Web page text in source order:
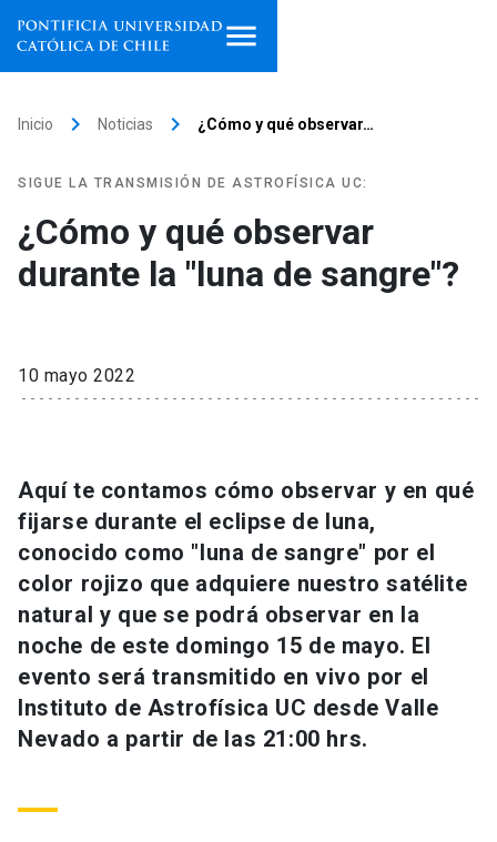
institutos
Investigación
Extensión
Universidad
Información para keyboard_arrow_down
Futuros estudiantes
Estudiantes
Académicos
Go to english site launch
ACCESOS DIRECTOS
Inicio keyboard_arrow_right Noticias keyboard_arrow_right ¿Cómo y qué observar…
SIGUE LA TRANSMISIÓN DE ASTROFÍSICA UC:
¿Cómo y qué observar
durante la "luna de sangre"?
10 mayo 2022
Aquí te contamos cómo observar y en qué
fijarse durante el eclipse de luna,
conocido como "luna de sangre" por el
color rojizo que adquiere nuestro satélite
natural y que se podrá observar en la
noche de este domingo 15 de mayo. El
evento será transmitido en vivo por el
Instituto de Astrofísica UC desde Valle
Nevado a partir de las 21:00 hrs.